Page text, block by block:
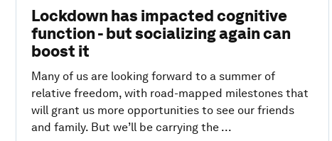
Lockdown has impacted cognitive
function - but socializing again can
boost it
Many of us are looking forward to a summer of
relative freedom, with road-mapped milestones that
will grant us more opportunities to see our friends
and family. But we’ll be carrying the ...